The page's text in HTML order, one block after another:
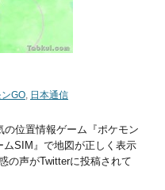
GO, 日本通信
位置情報ゲーム『ポケモン
SIM』で地図が正しく表示
の声がTwitterに投稿されて